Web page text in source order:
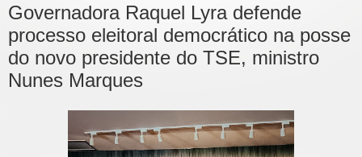
Governadora Raquel Lyra defende
processo eleitoral democrático na posse
do novo presidente do TSE, ministro
Nunes Marques